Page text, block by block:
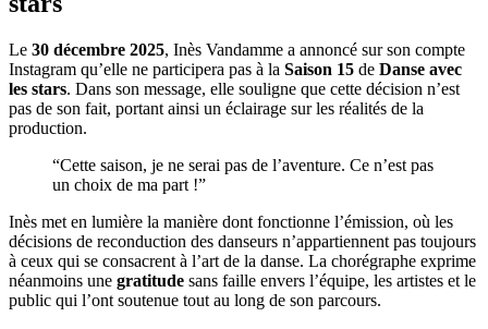
Le 30 décembre 2025, Inès Vandamme a annoncé sur son compte
Instagram qu’elle ne participera pas à la Saison 15 de Danse avec
les stars. Dans son message, elle souligne que cette décision n’est
pas de son fait, portant ainsi un éclairage sur les réalités de la
production.
“Cette saison, je ne serai pas de l’aventure. Ce n’est pas
un choix de ma part !”
Inès met en lumière la manière dont fonctionne l’émission, où les
décisions de reconduction des danseurs n’appartiennent pas toujours
à ceux qui se consacrent à l’art de la danse. La chorégraphe exprime
néanmoins une gratitude sans faille envers l’équipe, les artistes et le
public qui l’ont soutenue tout au long de son parcours.